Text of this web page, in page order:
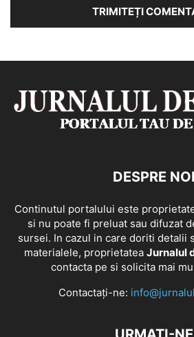
DESPRE NOI
Continutul portalului este
si nu poate fi preluat sau difuzat
sursei. In cazul in care doriti detalii
materialele, proprietatea Jurnalul
contacta pe si solicita mai
Contactați-ne: